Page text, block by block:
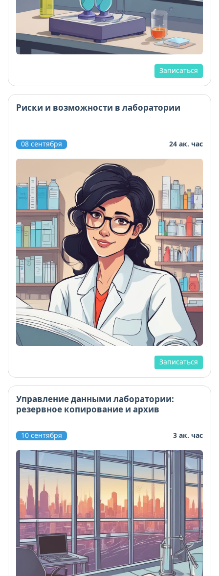
Записаться
Риски и возможности в лаборатории
08 сентября 24 ак. час
Записаться
Управление данными лаборатории:
резервное копирование и архив
10 сентября 3 ак. час